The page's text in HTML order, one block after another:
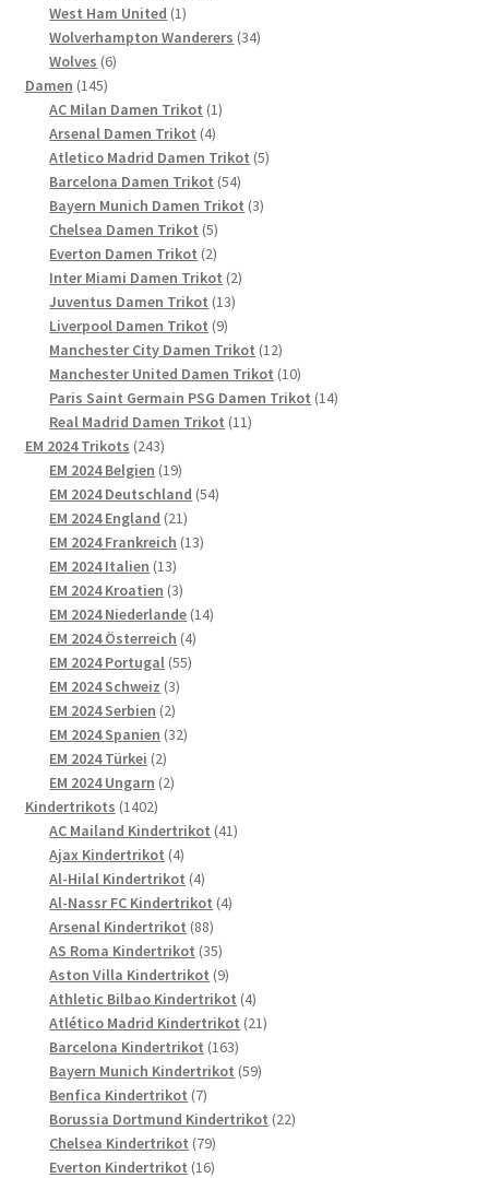
West Ham United 11
Produkt
Wolverhampton Wanderers 3434
Wolves 66
Damen 145145
Produkte
AC Milan Damen Trikot 11
Arsenal Damen Trikot 44
Produkte
Atletico Madrid Damen Trikot 55
Barcelona Damen Trikot 5454
Produkte
Bayern Munich Damen Trikot 33
Chelsea Damen Trikot 55
Produkte
Everton Damen Trikot 22
Produkte
Inter Miami Damen Trikot 22
Juventus Damen Trikot 1313
Liverpool Damen Trikot 99
Produkte
Manchester City Damen Trikot 1212
Produkte
Manchester United Damen Trikot 1010
Produkte
Paris Saint Germain PSG Damen Trikot 1414
Real Madrid Damen Trikot 1111
EM 2024 Trikots 243243
Produkte
EM 2024 Belgien 1919
Produkte
EM 2024 Deutschland 5454
EM 2024 England 2121
Produkte
EM 2024 Frankreich 1313
EM 2024 Italien 1313
Produkte
EM 2024 Kroatien 33
Produkte
EM 2024 Niederlande 1414
EM 2024 Österreich 44
EM 2024 Portugal 5555
EM 2024 Schweiz 33
EM 2024 Serbien 22
Produkte
EM 2024 Spanien 3232
EM 2024 Türkei 22
Produkte
EM 2024 Ungarn 22
Kindertrikots 14021402
Produkte
AC Mailand Kindertrikot 4141
Ajax Kindertrikot 44
Produkte
Al-Hilal Kindertrikot 44
Produkte
Al-Nassr FC Kindertrikot 44
Arsenal Kindertrikot 8888
Produkte
AS Roma Kindertrikot 3535
Produkte
Aston Villa Kindertrikot 99
Produkte
Athletic Bilbao Kindertrikot 44
Produkte
Atlético Madrid Kindertrikot 2121
Barcelona Kindertrikot 163163
Produkte
Bayern Munich Kindertrikot 5959
Benfica Kindertrikot 77
Produkte
Borussia Dortmund Kindertrikot 2222
Chelsea Kindertrikot 7979
Produkte
Everton Kindertrikot 1616